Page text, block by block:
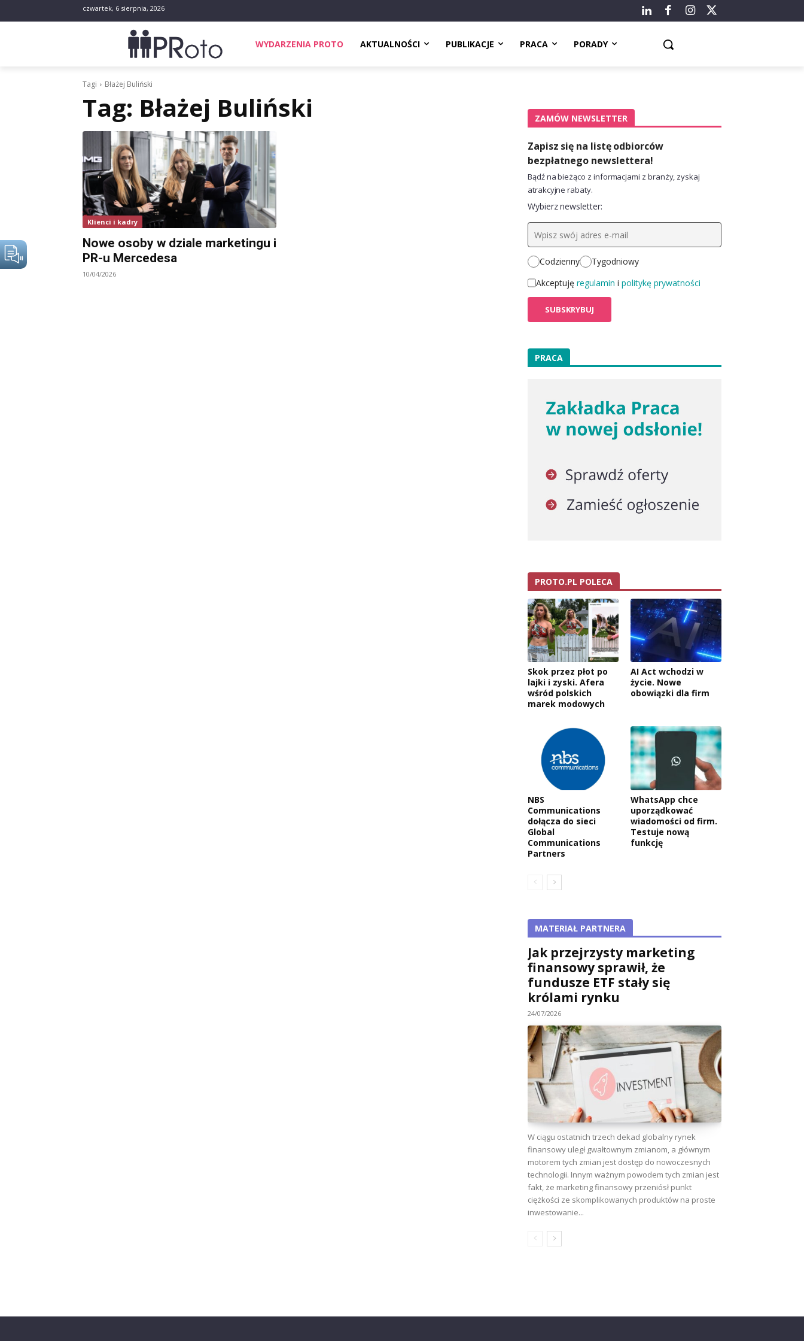
czwartek, 6 sierpnia, 2026
WYDARZENIA PROTO AKTUALNOŚCI PUBLIKACJE PRACA PORADY
Tagi Błażej Buliński
Tag: Błażej Buliński
Klienci i kadry
Nowe osoby w dziale marketingu i
PR-u Mercedesa
10/04/2026
ZAMÓW NEWSLETTER
Zapisz się na listę odbiorców
bezpłatnego newslettera!
Bądź na bieżąco z informacjami z branży, zyskaj
atrakcyjne rabaty.
Wybierz newsletter:
Codzienny
Tygodniowy
Akceptuję regulamin i politykę prywatności
PRACA
PROTO.PL POLECA
Skok przez płot po
lajki i zyski. Afera
wśród polskich
marek modowych
AI Act wchodzi w
życie. Nowe
obowiązki dla firm
NBS
Communications
dołącza do sieci
Global
Communications
Partners
WhatsApp chce
uporządkować
wiadomości od firm.
Testuje nową
funkcję
MATERIAŁ PARTNERA
Jak przejrzysty marketing
finansowy sprawił, że
fundusze ETF stały się
królami rynku
24/07/2026
W ciągu ostatnich trzech dekad globalny rynek
finansowy uległ gwałtownym zmianom, a głównym
motorem tych zmian jest dostęp do nowoczesnych
technologii. Innym ważnym powodem tych zmian jest
fakt, że marketing finansowy przeniósł punkt
ciężkości ze skomplikowanych produktów na proste
inwestowanie...